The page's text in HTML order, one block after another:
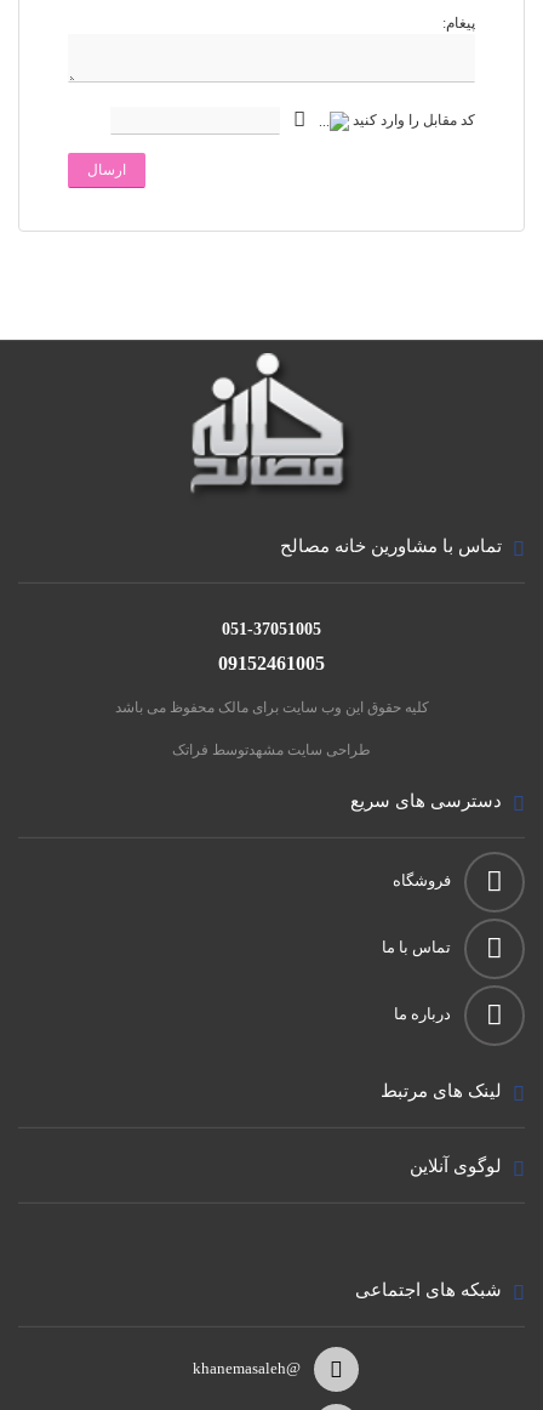
پیغام:
کد مقابل را وارد کنید
ارسال
تماس با مشاورین خانه مصالح
051-37051005
09152461005
کلیه حقوق این وب سایت برای مالک محفوظ می باشد
طراحی سایت مشهدتوسط فراتک
دسترسی های سریع
فروشگاه
تماس با ما
درباره ما
لینک های مرتبط
لوگوی آنلاین
شبکه های اجتماعی
@khanemasaleh